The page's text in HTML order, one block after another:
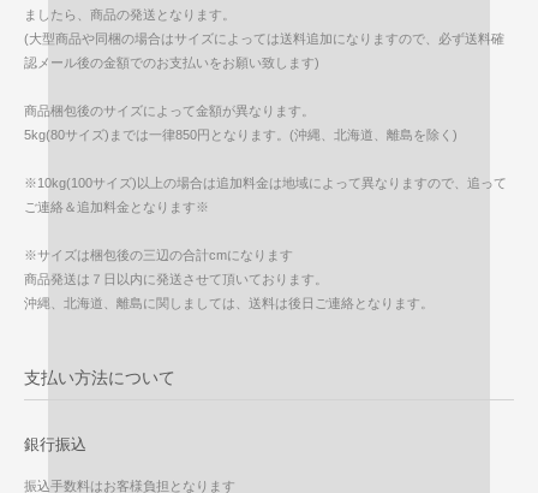
ましたら、商品の発送となります。
(大型商品や同梱の場合はサイズによっては送料追加になりますので、必ず送料確
認メール後の金額でのお支払いをお願い致します)
商品梱包後のサイズによって金額が異なります。
5kg(80サイズ)までは一律850円となります。(沖縄、北海道、離島を除く)
※10kg(100サイズ)以上の場合は追加料金は地域によって異なりますので、追って
ご連絡＆追加料金となります※
※サイズは梱包後の三辺の合計cmになります
商品発送は７日以内に発送させて頂いております。
沖縄、北海道、離島に関しましては、送料は後日ご連絡となります。
支払い方法について
銀行振込
振込手数料はお客様負担となります